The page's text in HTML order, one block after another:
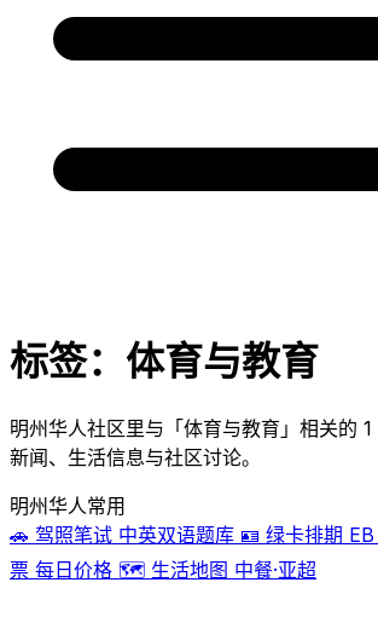
标签：体育与教育
明州华人社区里与「体育与教育」相关的
新闻、生活信息与社区讨论。
明州华人常用
🚗 驾照笔试 中英双语题库 🪪 绿卡排期
票 每日价格 🗺️ 生活地图 中餐·亚超